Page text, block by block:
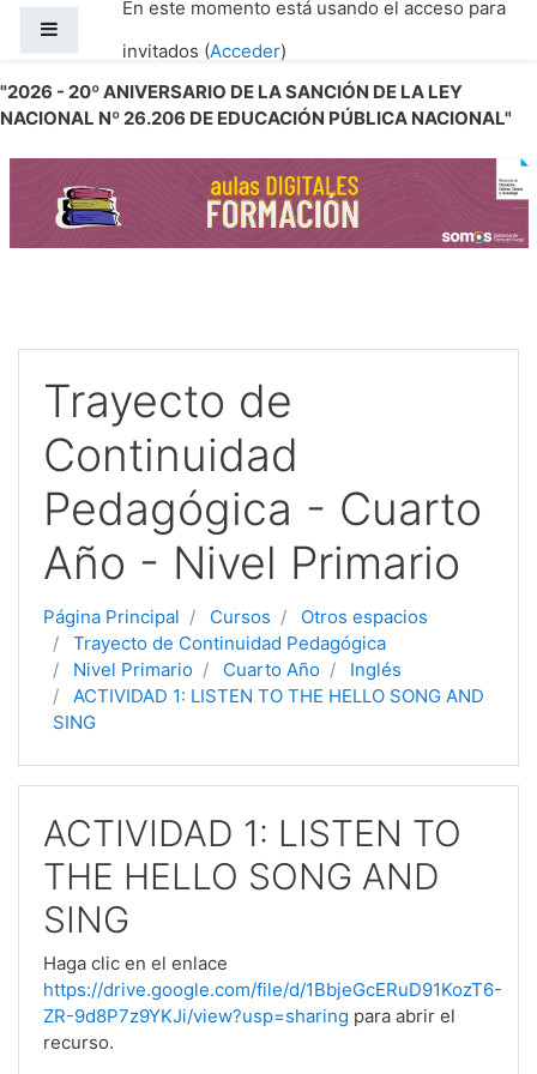
Salta al contenido principal
"2026 - 20º ANIVERSARIO DE LA SANCIÓN DE LA LEY
NACIONAL Nº 26.206 DE EDUCACIÓN PÚBLICA NACIONAL"
En este momento está usando el acceso para
invitados (Acceder)
Trayecto de
Continuidad
Pedagógica - Cuarto
Año - Nivel Primario
Página Principal Cursos
Otros espacios
Trayecto de Continuidad Pedagógica
Nivel Primario
Cuarto Año
Inglés
ACTIVIDAD 1: LISTEN TO THE HELLO SONG AND
SING
ACTIVIDAD 1: LISTEN TO
THE HELLO SONG AND
SING
Haga clic en el enlace
https://drive.google.com/file/d/1BbjeGcERuD91KozT6-
ZR-9d8P7z9YKJi/view?usp=sharing para abrir el
recurso.